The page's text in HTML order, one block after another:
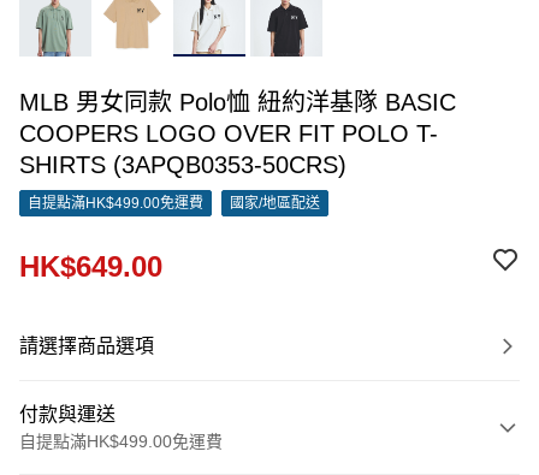
MLB 男女同款 Polo恤 紐約洋基隊 BASIC
COOPERS LOGO OVER FIT POLO T-
SHIRTS (3APQB0353-50CRS)
自提點滿HK$499.00免運費 國家/地區配送
HK$649.00
請選擇商品選項
付款與運送
自提點滿HK$499.00免運費